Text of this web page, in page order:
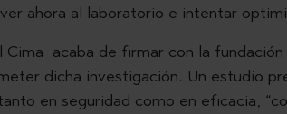
ahora al laboratorio e intentar
Cima acaba de firmar con la
dicha investigación. Un estudio
en seguridad como en eficacia,